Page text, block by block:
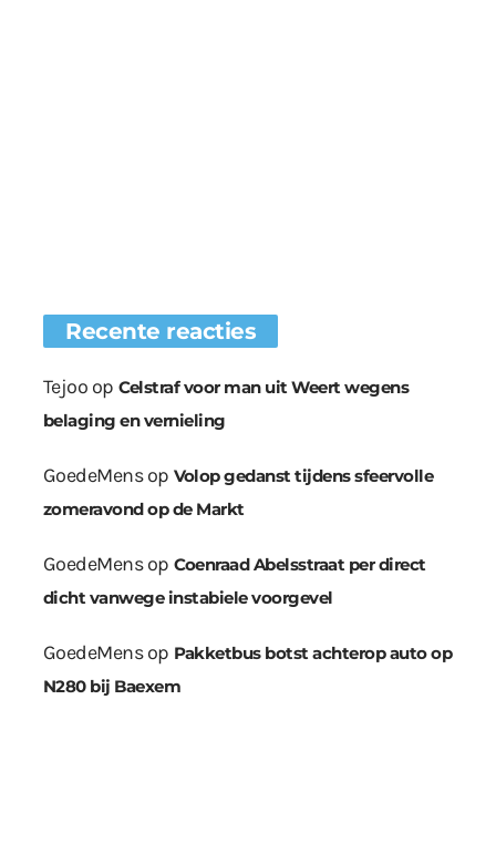
Recente reacties
Tejoo op Celstraf voor man uit Weert wegens
belaging en vernieling
GoedeMensop Volop gedanst tijdens sfeervolle
zomeravond op de Markt
GoedeMensop Coenraad Abelsstraat per direct
dicht vanwege instabiele voorgevel
GoedeMensop Pakketbus botst achterop auto op
N280 bij Baexem